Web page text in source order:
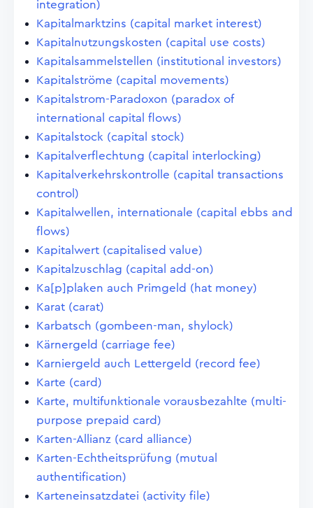
integration)
Kapitalmarktzins (capital market interest)
Kapitalnutzungskosten (capital use costs)
Kapitalsammelstellen (institutional investors)
Kapitalströme (capital movements)
Kapitalstrom-Paradoxon (paradox of
international capital flows)
Kapitalstock (capital stock)
Kapitalverflechtung (capital interlocking)
Kapitalverkehrskontrolle (capital transactions
control)
Kapitalwellen, internationale (capital ebbs and
flows)
Kapitalwert (capitalised value)
Kapitalzuschlag (capital add-on)
Ka[p]plaken auch Primgeld (hat money)
Karat (carat)
Karbatsch (gombeen-man, shylock)
Kärnergeld (carriage fee)
Karniergeld auch Lettergeld (record fee)
Karte (card)
Karte, multifunktionale vorausbezahlte (multi-
purpose prepaid card)
Karten-Allianz (card alliance)
Karten-Echtheitsprüfung (mutual
authentification)
Karteneinsatzdatei (activity file)